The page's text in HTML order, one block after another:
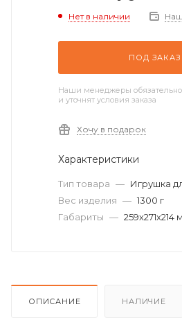
Нет в наличии
ПОД ЗАКАЗ
Наши менеджеры
и уточнят условия заказа
Хочу в подарок
Характеристики
Тип товара — Игрушка
Вес изделия — 1300 г
Габариты — 259х271х214
ОПИСАНИЕ НАЛИЧИЕ